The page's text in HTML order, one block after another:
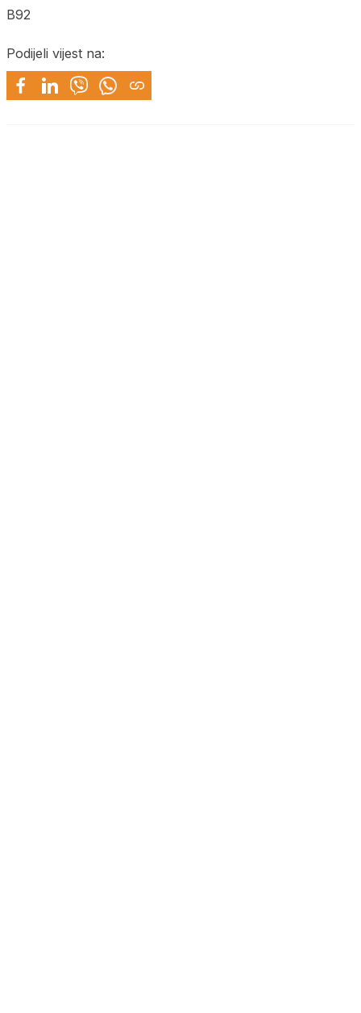
B92
Podijeli vijest na: